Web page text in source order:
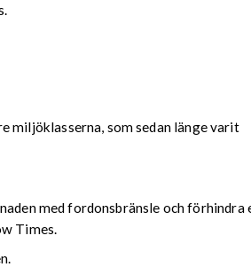
miljöklasserna, som sedan länge varit
med fordonsbränsle och förhindra
Times.